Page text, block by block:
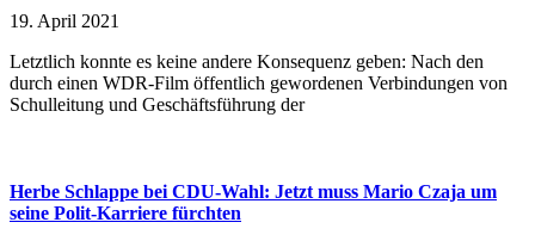
19. April 2021
Letztlich konnte es keine andere Konsequenz geben: Nach den
durch einen WDR-Film öffentlich gewordenen Verbindungen von
Schulleitung und Geschäftsführung der
Herbe Schlappe bei CDU-Wahl: Jetzt muss Mario Czaja um
seine Polit-Karriere fürchten